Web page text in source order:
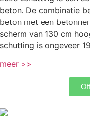
beton. De combinatie
beton met een
scherm van 130 cm
schutting is ongeveer
meer >>